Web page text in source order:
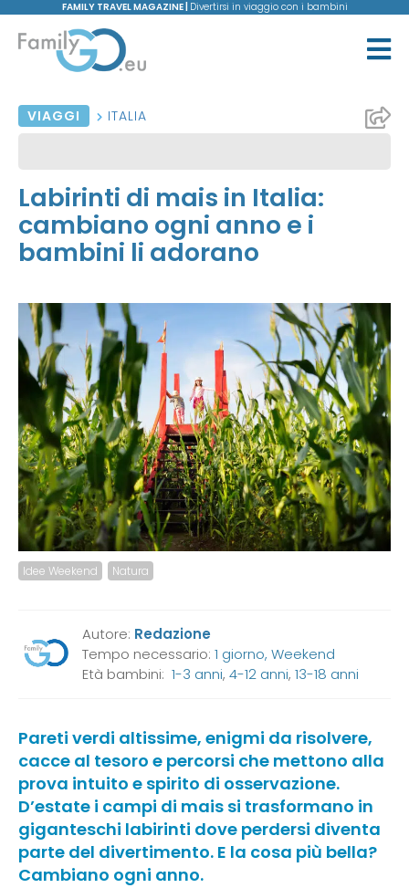
FAMILY TRAVEL MAGAZINE | Divertirsi in viaggio con i bambini
VIAGGI ITALIA
Labirinti di mais in Italia:
cambiano ogni anno e i
bambini li adorano
Idee Weekend Natura
Autore: Redazione
Tempo necessario: 1 giorno, Weekend
Età bambini: 1-3 anni, 4-12 anni, 13-18 anni
Pareti verdi altissime, enigmi da risolvere,
cacce al tesoro e percorsi che mettono alla
prova intuito e spirito di osservazione.
D’estate i campi di mais si trasformano in
giganteschi labirinti dove perdersi diventa
parte del divertimento. E la cosa più bella?
Cambiano ogni anno.